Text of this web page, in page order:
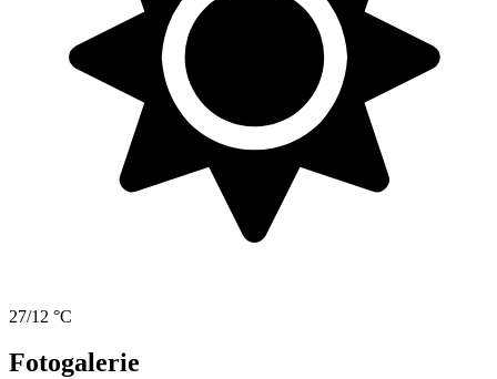
27/12 °C
Fotogalerie